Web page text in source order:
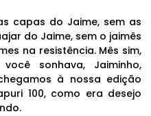
capas do Jaime, sem as
do Jaime, sem o jaimês
na resistência. Mês sim,
sonhava, Jaiminho,
à nossa edição
100, como era desejo